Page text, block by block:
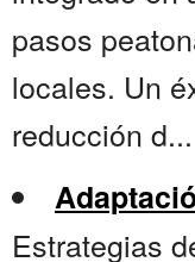
pasos
locales. Un
reducción d...
Estrategias